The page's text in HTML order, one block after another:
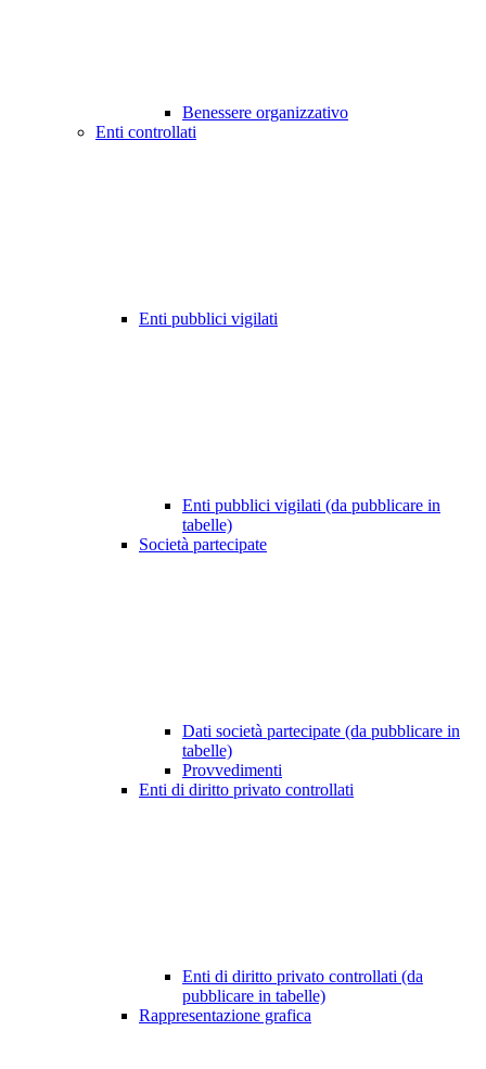
Benessere organizzativo
Enti controllati
Enti pubblici vigilati
Enti pubblici vigilati (da pubblicare in
tabelle)
Società partecipate
Dati società partecipate (da pubblicare in
tabelle)
Provvedimenti
Enti di diritto privato controllati
Enti di diritto privato controllati (da
pubblicare in tabelle)
Rappresentazione grafica